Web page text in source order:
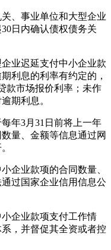
、事业单位和大型企业
日内确认债权债务关
业迟延支付中小企业款
利息的利率有约定的，
款市场报价利率；未作
期利息。
年3月31日前将上一年
量、金额等信息通过网
业款项的合同数量、
过国家企业信用信息公
企业款项支付工作情
，并督促其全资或者控